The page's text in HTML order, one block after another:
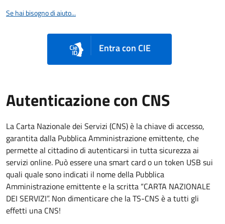
Se hai bisogno di aiuto...
Entra con CIE
Autenticazione con CNS
La Carta Nazionale dei Servizi (CNS) è la chiave di accesso,
garantita dalla Pubblica Amministrazione emittente, che
permette al cittadino di autenticarsi in tutta sicurezza ai
servizi online. Può essere una smart card o un token USB sui
quali quale sono indicati il nome della Pubblica
Amministrazione emittente e la scritta “CARTA NAZIONALE
DEI SERVIZI”. Non dimenticare che la TS-CNS è a tutti gli
effetti una CNS!